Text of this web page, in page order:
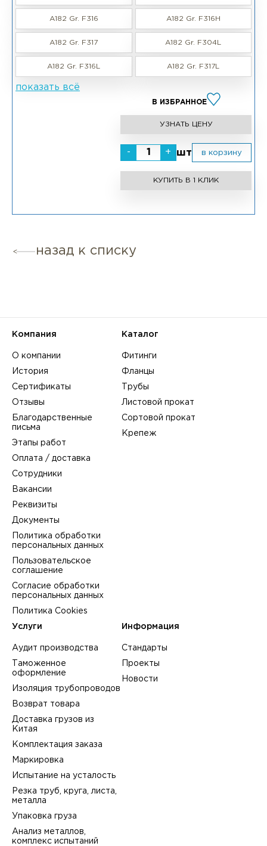
A182 Gr. F316 A182 Gr. F316H
A182 Gr. F317 A182 Gr. F304L
A182 Gr. F316L A182 Gr. F317L
показать всё
В ИЗБРАННОЕ
УЗНАТЬ ЦЕНУ
- + шт в корзину
КУПИТЬ В 1 КЛИК
назад к списку
Компания
О компании
История
Сертификаты
Отзывы
Благодарственные
письма
Этапы работ
Оплата / доставка
Сотрудники
Вакансии
Реквизиты
Документы
Политика обработки
персональных данных
Пользовательское
соглашение
Согласие обработки
персональных данных
Политика Cookies
Каталог
Фитинги
Фланцы
Трубы
Листовой прокат
Сортовой прокат
Крепеж
Услуги
Аудит производства
Таможенное
оформление
Изоляция трубопроводов
Возврат товара
Доставка грузов из
Китая
Комплектация заказа
Маркировка
Испытание на усталость
Резка труб, круга, листа,
металла
Упаковка груза
Анализ металлов,
комплекс испытаний
Информация
Стандарты
Проекты
Новости